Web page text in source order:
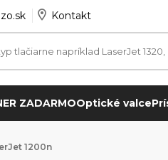
Kontakt
ZADARMOOptické valce
1200n